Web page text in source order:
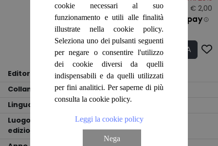
Prezzo originale:
€ 10,00- Sconto: € 2,00
Q.tà ACQUISTA
Editore
SILVANA EDITORIALE D'ARTE
Collana
!
Lingua
ITALIANO
Luogo
edizione
MILANO
cookie necessari al suo
funzionamento e utili alle finalità
illustrate nella cookie policy.
Seleziona uno dei pulsanti seguenti
per negare o consentire l'utilizzo
dei cookie diversi da quelli
indispensabili e da quelli utilizzati
per fini analitici. Per saperne di più
consulta la cookie policy.
Leggi la cookie policy
Nega